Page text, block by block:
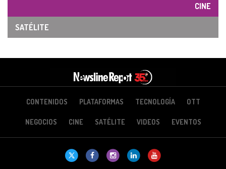
CINE
SATÉLITE
CONTENIDOS PLATAFORMAS TECNOLOGÍA OTT
NEGOCIOS CINE SATÉLITE VIDEOS EVENTOS